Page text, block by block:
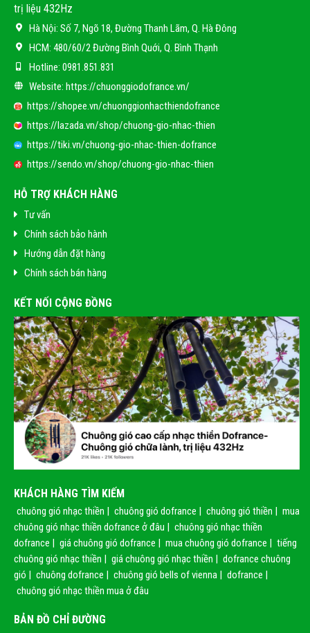
trị liệu 432Hz
Hà Nội: Số 7, Ngõ 18, Đường Thanh Lãm, Q. Hà Đông
HCM: 480/60/2 Đường Bình Quới, Q. Bình Thạnh
Hotline: 0981.851.831
Website: https://chuonggiodofrance.vn/
https://shopee.vn/chuonggionhacthiendofrance
https://lazada.vn/shop/chuong-gio-nhac-thien
https://tiki.vn/chuong-gio-nhac-thien-dofrance
https://sendo.vn/shop/chuong-gio-nhac-thien
HỖ TRỢ KHÁCH HÀNG
Tư vấn
Chính sách bảo hành
Hướng dẫn đặt hàng
Chính sách bán hàng
KẾT NỐI CỘNG ĐỒNG
KHÁCH HÀNG TÌM KIẾM
chuông gió nhạc thiền | chuông gió dofrance | chuông gió thiền | mua
chuông gió nhạc thiền dofrance ở đâu | chuông gió nhạc thiền
dofrance | giá chuông gió dofrance | mua chuông gió dofrance | tiếng
chuông gió nhạc thiền | giá chuông gió nhạc thiền | dofrance chuông
gió | chuông dofrance | chuông gió bells of vienna | dofrance |
chuông gió nhạc thiền mua ở đâu
BẢN ĐỒ CHỈ ĐƯỜNG